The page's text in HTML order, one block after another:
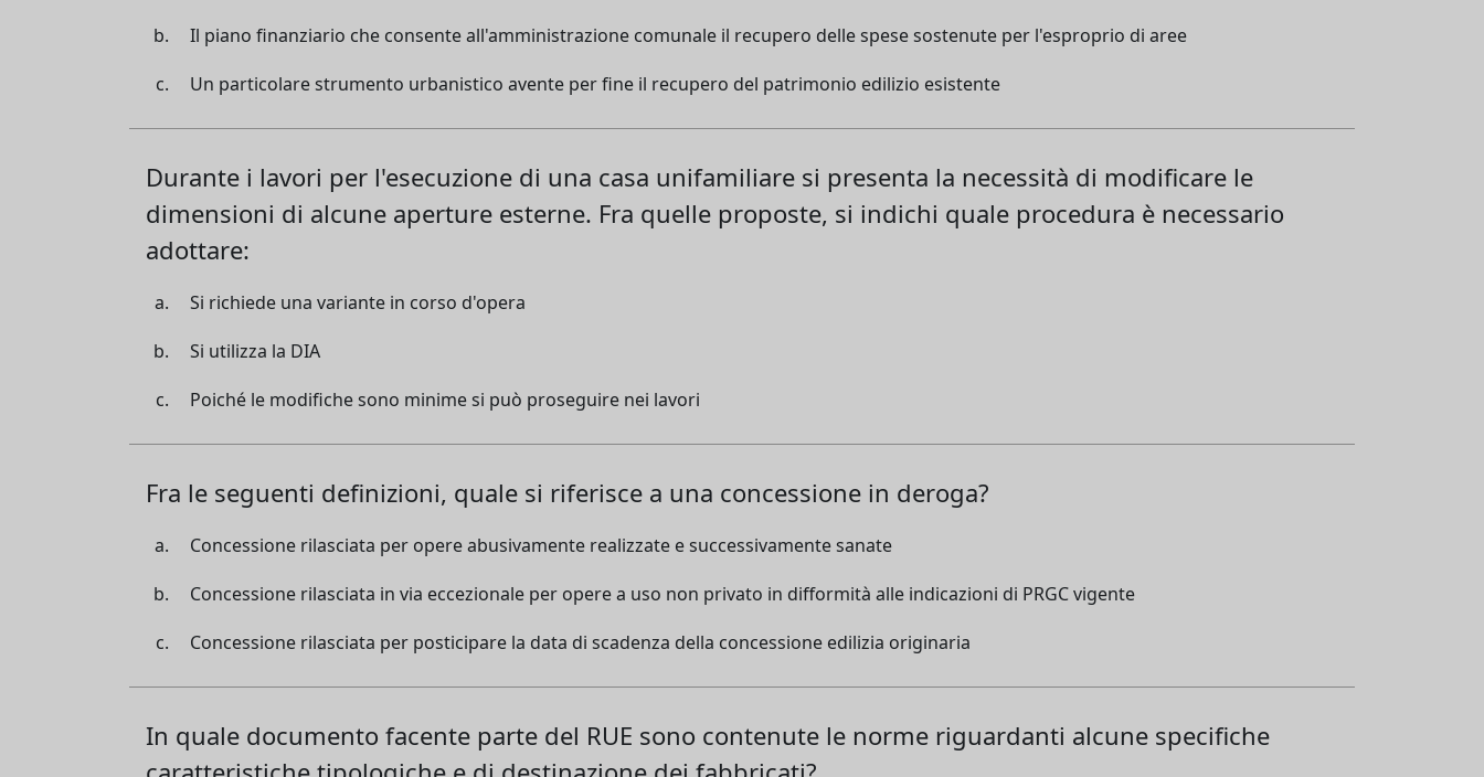
Il piano finanziario che consente all'amministrazione comunale il recupero delle spese sostenute per l'esproprio di aree
Un particolare strumento urbanistico avente per fine il recupero del patrimonio edilizio esistente
Durante i lavori per l'esecuzione di una casa unifamiliare si presenta la necessità di modificare le
dimensioni di alcune aperture esterne. Fra quelle proposte, si indichi quale procedura è necessario
adottare:
Si richiede una variante in corso d'opera
Si utilizza la DIA
Poiché le modifiche sono minime si può proseguire nei lavori
Fra le seguenti definizioni, quale si riferisce a una concessione in deroga?
Concessione rilasciata per opere abusivamente realizzate e successivamente sanate
Concessione rilasciata in via eccezionale per opere a uso non privato in difformità alle indicazioni di PRGC vigente
Concessione rilasciata per posticipare la data di scadenza della concessione edilizia originaria
In quale documento facente parte del RUE sono contenute le norme riguardanti alcune specifiche